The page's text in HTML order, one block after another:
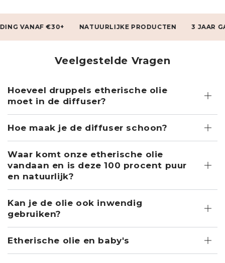
NATUURLIJKE PRODUCTEN 3 JAAR GARANTIE
Veelgestelde Vragen
Hoeveel druppels etherische olie
moet in de diffuser?
Hoe maak je de diffuser schoon?
Waar komt onze etherische olie
vandaan en is deze 100 procent puur
en natuurlijk?
Kan je de olie ook inwendig
gebruiken?
Etherische olie en baby's